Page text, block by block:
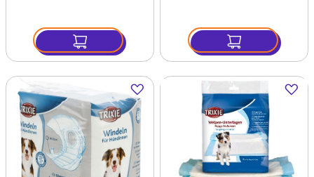
Dodaj
do
ulubionych
Dodaj
do